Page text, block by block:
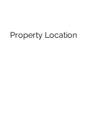
Property Location